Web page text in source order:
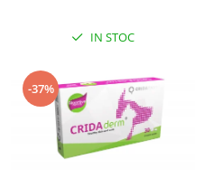
IN STOC
-37%